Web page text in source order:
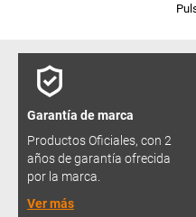
Garantía de marca
Productos Oficiales, con 2
años de garantía ofrecida
por la marca.
Ver más